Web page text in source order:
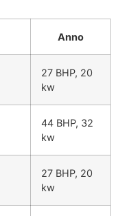
Anno
27 BHP, 20
kw
44 BHP, 32
kw
27 BHP, 20
kw